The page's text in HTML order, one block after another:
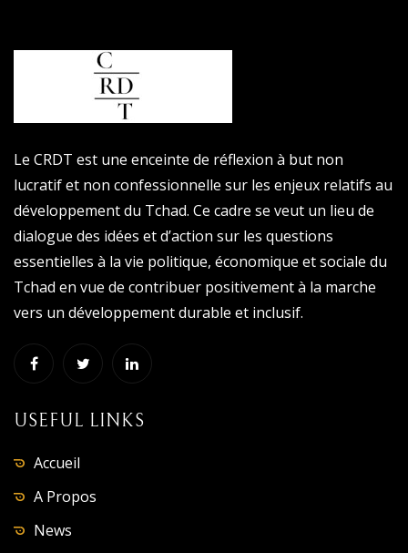
Le CRDT est une enceinte de réflexion à but non
lucratif et non confessionnelle sur les enjeux relatifs au
développement du Tchad. Ce cadre se veut un lieu de
dialogue des idées et d’action sur les questions
essentielles à la vie politique, économique et sociale du
Tchad en vue de contribuer positivement à la marche
vers un développement durable et inclusif.
USEFUL LINKS
Accueil
A Propos
News